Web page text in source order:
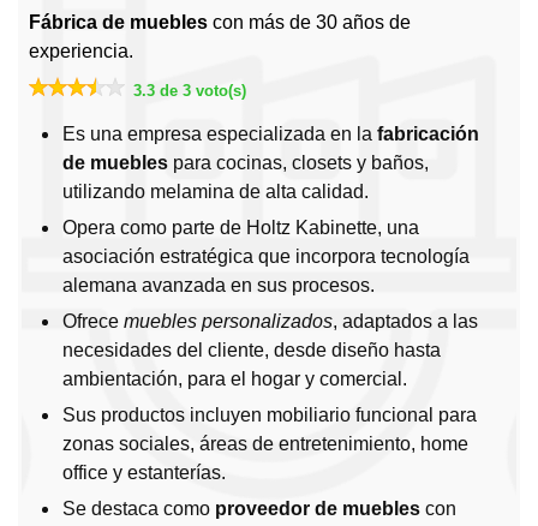
Fábrica de muebles con más de 30 años de
experiencia.
3.3 de 3 voto(s)
Es una empresa especializada en la fabricación
de muebles para cocinas, closets y baños,
utilizando melamina de alta calidad.
Opera como parte de Holtz Kabinette, una
asociación estratégica que incorpora tecnología
alemana avanzada en sus procesos.
Ofrece muebles personalizados, adaptados a las
necesidades del cliente, desde diseño hasta
ambientación, para el hogar y comercial.
Sus productos incluyen mobiliario funcional para
zonas sociales, áreas de entretenimiento, home
office y estanterías.
Se destaca como proveedor de muebles con